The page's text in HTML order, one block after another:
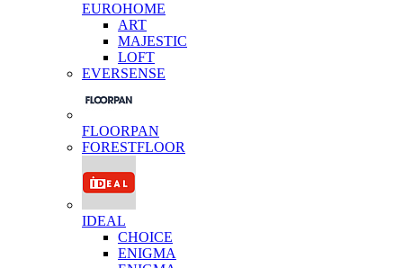
EUROHOME
ART
MAJESTIC
LOFT
EVERSENSE
FLOORPAN
FORESTFLOOR
IDEAL
CHOICE
ENIGMA